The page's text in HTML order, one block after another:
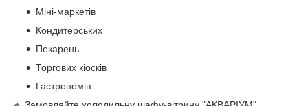
Міні-маркетів
Кондитерських
Пекарень
Торгових кіосків
Гастрономів